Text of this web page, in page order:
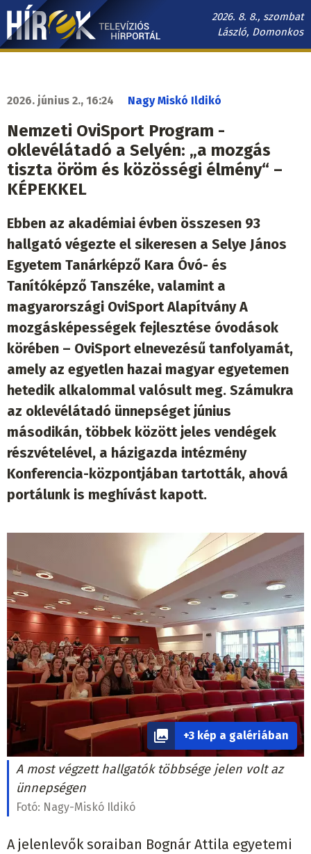
Ugrás
tartalomra
2026. 8. 8., szombat
László, Domonkos
Hírek.sk
navigáció
2026. június 2., 16:24 Nagy Miskó Ildikó
Nemzeti OviSport Program -
oklevélátadó a Selyén: „a mozgás
tiszta öröm és közösségi élmény“ –
KÉPEKKEL
Ebben az akadémiai évben összesen 93
hallgató végezte el sikeresen a Selye János
Egyetem Tanárképző Kara Óvó- és
Tanítóképző Tanszéke, valamint a
magyarországi OviSport Alapítvány A
mozgásképességek fejlesztése óvodások
körében – OviSport elnevezésű tanfolyamát,
amely az egyetlen hazai magyar egyetemen
hetedik alkalommal valósult meg. Számukra
az oklevélátadó ünnepséget június
másodikán, többek között jeles vendégek
részvételével, a házigazda intézmény
Konferencia-központjában tartották, ahová
portálunk is meghívást kapott.
+3 kép a galériában
A most végzett hallgatók többsége jelen volt az
ünnepségen
Fotó: Nagy-Miskó Ildikó
A jelenlevők soraiban Bognár Attila egyetemi